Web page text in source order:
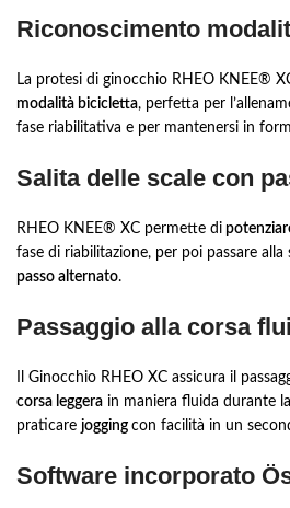
Riconoscimento
La protesi di ginocchio RHEO KNEE®
modalità bicicletta, perfetta per
fase riabilitativa e per mantenersi in
Salita delle scale con
RHEO KNEE® XC permette di
fase di riabilitazione, per poi passare
passo alternato.
Passaggio alla corsa
Il Ginocchio RHEO XC assicura il
corsa leggera in maniera fluida durante
praticare jogging con facilità in un
Software incorporato